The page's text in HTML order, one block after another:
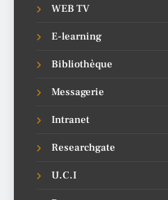
WEB TV
E-learning
Bibliothèque
Messagerie
Intranet
Researchgate
U.C.I